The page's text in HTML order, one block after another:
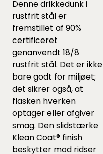
Denne drikkedunk i
rustfrit stål er
fremstillet af 90%
certificeret
genanvendt 18/8
rustfrit stål. Det er ikke
bare godt for miljøet;
det sikrer også, at
flasken hverken
optager eller afgiver
smag. Den slidstærke
Klean Coat® finish
beskytter mod ridser